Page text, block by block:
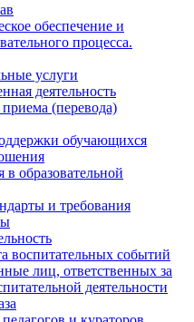
обеспечение и
процесса.
услуги
деятельность
(перевода)
обучающихся
образовательной
и требования
воспитательных событий
лиц, ответственных за
деятельности